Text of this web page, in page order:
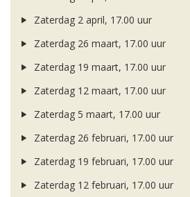
Zaterdag 2 april, 17.00 uur
Zaterdag 26 maart, 17.00 uur
Zaterdag 19 maart, 17.00 uur
Zaterdag 12 maart, 17.00 uur
Zaterdag 5 maart, 17.00 uur
Zaterdag 26 februari, 17.00 uur
Zaterdag 19 februari, 17.00 uur
Zaterdag 12 februari, 17.00 uur